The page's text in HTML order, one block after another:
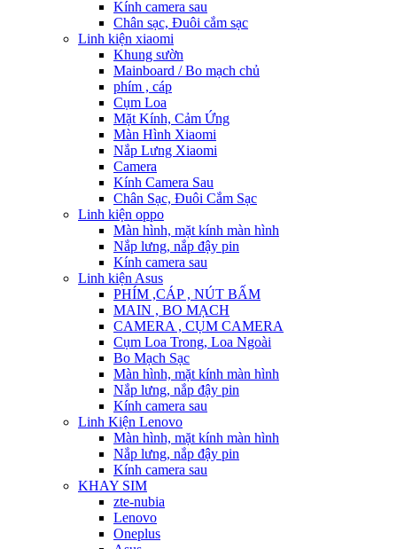
Kính camera sau
Chân sạc, Đuôi cắm sạc
Linh kiện xiaomi
Khung sườn
Mainboard / Bo mạch chủ
phím , cáp
Cụm Loa
Mặt Kính, Cảm Ứng
Màn Hình Xiaomi
Nắp Lưng Xiaomi
Camera
Kính Camera Sau
Chân Sạc, Đuôi Cắm Sạc
Linh kiện oppo
Màn hình, mặt kính màn hình
Nắp lưng, nắp đậy pin
Kính camera sau
Linh kiện Asus
PHÍM ,CÁP , NÚT BẤM
MAIN , BO MẠCH
CAMERA , CỤM CAMERA
Cụm Loa Trong, Loa Ngoài
Bo Mạch Sạc
Màn hình, mặt kính màn hình
Nắp lưng, nắp đậy pin
Kính camera sau
Linh Kiện Lenovo
Màn hình, mặt kính màn hình
Nắp lưng, nắp đậy pin
Kính camera sau
KHAY SIM
zte-nubia
Lenovo
Oneplus